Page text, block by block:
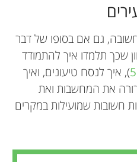
גם אם בסופו של דבר
שכך תלמדו איך להתמודד
), איך לנסח טיעונים, ואיך
את המחשבות ואת
חשובות שמועילות במקרים